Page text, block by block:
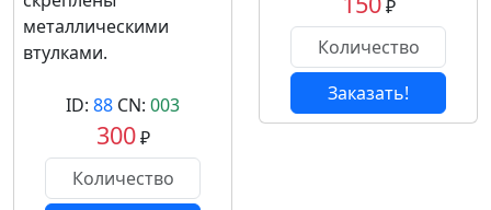
металлическими
втулками.
ID: 88 CN: 003
300₽
₽
Заказать!